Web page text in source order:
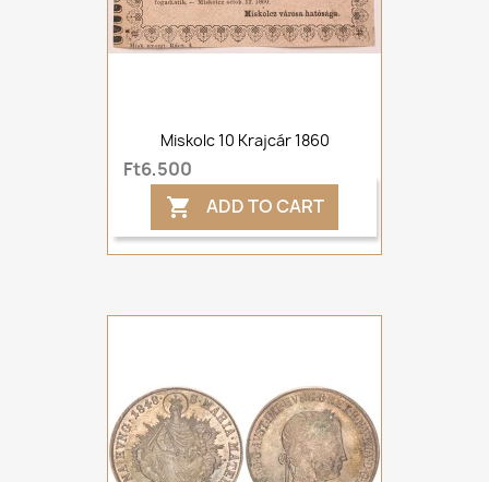
Miskolc 10 Krajcár 1860
Ft6,500
 ADD TO CART